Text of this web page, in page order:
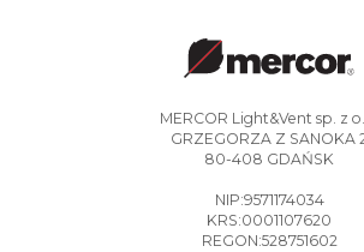
MERCOR Light&Vent sp. z
GRZEGORZA Z SANOKA
80-408 GDAŃSK
NIP:9571174034
KRS:0001107620
REGON:528751602